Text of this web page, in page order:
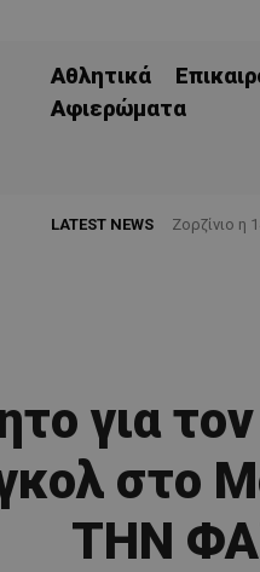
Αθλητικά
Aφιερώματα
LATEST NEWS Ζορζίνιο η
για
στο
ΤΗΝ